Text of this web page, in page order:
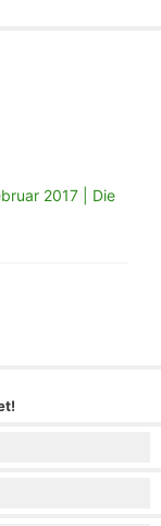
2017 | Die